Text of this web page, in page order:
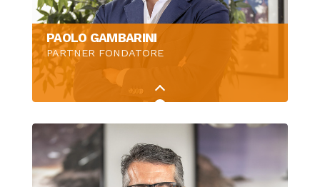
PAOLO GAMBARINI
PARTNER FONDATORE